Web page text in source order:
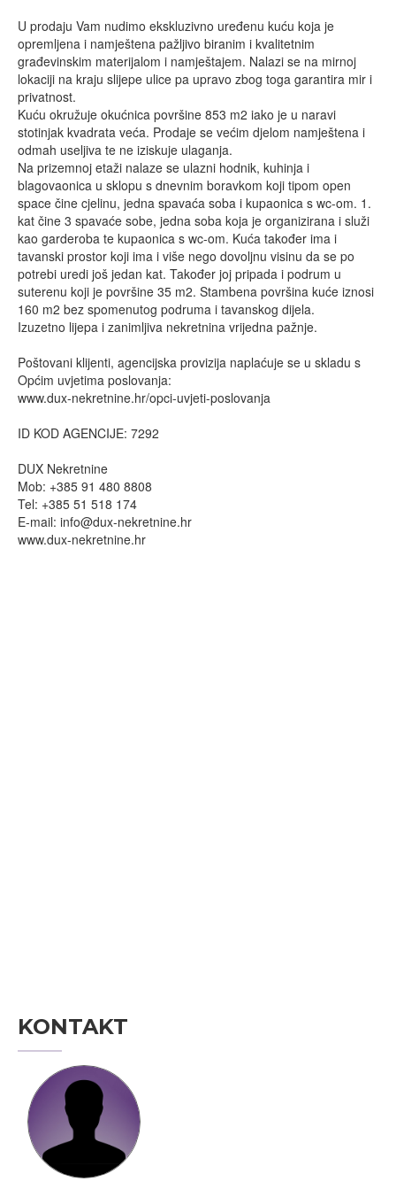
U prodaju Vam nudimo ekskluzivno uređenu kuću koja je
opremljena i namještena pažljivo biranim i kvalitetnim
građevinskim materijalom i namještajem. Nalazi se na mirnoj
lokaciji na kraju slijepe ulice pa upravo zbog toga garantira mir i
privatnost.
Kuću okružuje okućnica površine 853 m2 iako je u naravi
stotinjak kvadrata veća. Prodaje se većim djelom namještena i
odmah useljiva te ne iziskuje ulaganja.
Na prizemnoj etaži nalaze se ulazni hodnik, kuhinja i
blagovaonica u sklopu s dnevnim boravkom koji tipom open
space čine cjelinu, jedna spavaća soba i kupaonica s wc-om. 1.
kat čine 3 spavaće sobe, jedna soba koja je organizirana i služi
kao garderoba te kupaonica s wc-om. Kuća također ima i
tavanski prostor koji ima i više nego dovoljnu visinu da se po
potrebi uredi još jedan kat. Također joj pripada i podrum u
suterenu koji je površine 35 m2. Stambena površina kuće iznosi
160 m2 bez spomenutog podruma i tavanskog dijela.
Izuzetno lijepa i zanimljiva nekretnina vrijedna pažnje.
Poštovani klijenti, agencijska provizija naplaćuje se u skladu s
Općim uvjetima poslovanja:
www.dux-nekretnine.hr/opci-uvjeti-poslovanja
ID KOD AGENCIJE: 7292
DUX Nekretnine
Mob: +385 91 480 8808
Tel: +385 51 518 174
E-mail: info@dux-nekretnine.hr
www.dux-nekretnine.hr
KONTAKT